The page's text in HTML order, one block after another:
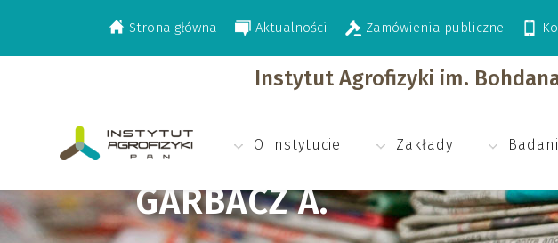
Strona główna Aktualności Zamówienia publiczne
Instytut Agrofizyki im.
O Instytucie Zakłady
GARBACZ A.
>Garbacz A.